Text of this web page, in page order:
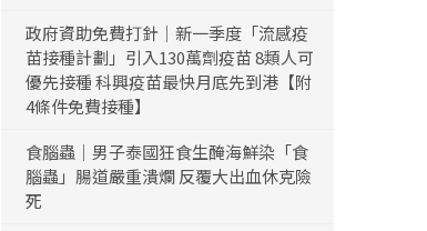
政府資助免費打針｜新一季度「流感疫
苗接種計劃」引入130萬劑疫苗 8類人可
優先接種 科興疫苗最快月底先到港【附
4條件免費接種】
食腦蟲｜男子泰國狂食生醃海鮮染「食
腦蟲」腸道嚴重潰爛 反覆大出血休克險
死